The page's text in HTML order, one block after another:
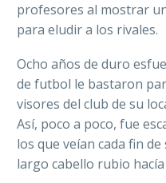
profesores al mostrar
para eludir a los rivales.
Ocho años de duro
de futbol le bastaron
visores del club de su
Así, poco a poco, fue
los que veían cada fin
largo cabello rubio